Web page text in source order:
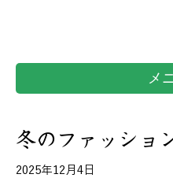
メ
冬のファッショ
2025年12月4日